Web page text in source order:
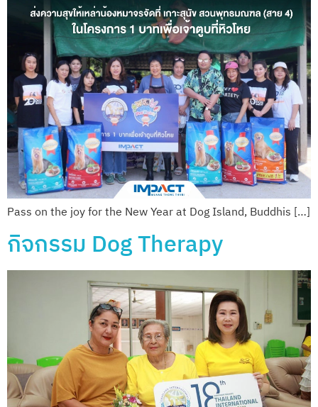
Pass on the joy for the New Year at Dog Island, Buddhis […]
กิจกรรม Dog Therapy